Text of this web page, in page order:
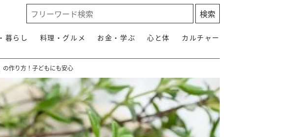
暮らし 料理・グルメ お金・学ぶ 心と体 カルチャー
の作り方！子どもにも安心